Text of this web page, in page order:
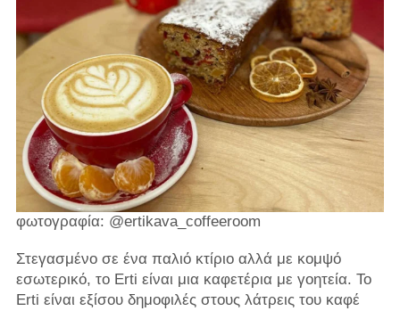
φωτογραφία: @ertikava_coffeeroom
Στεγασμένο σε ένα παλιό κτίριο αλλά με κομψό
εσωτερικό, το Erti είναι μια καφετέρια με γοητεία. Το
Erti είναι εξίσου δημοφιλές στους λάτρεις του καφέ